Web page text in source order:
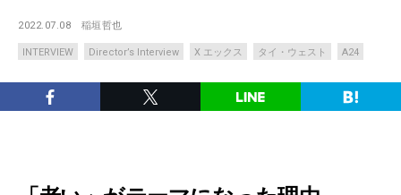
2022.07.08 稲垣哲也
INTERVIEW Director’s Interview X エックス タイ・ウェスト A24